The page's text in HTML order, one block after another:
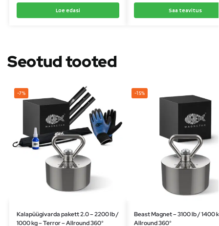
Loe edasi Saa teavitus
Seotud tooted
-7%
Kalapüügivarda pakett 2.0 – 2200 lb /
1000 kg – Terror – Allround 360°
-15%
Beast Magnet – 3100 lb / 1400
Allround 360°